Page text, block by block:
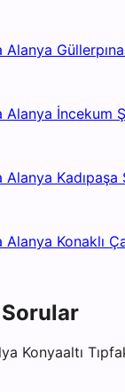
Alanya İncekum
Kadıpaşa
Konaklı
Sorular
Konyaaltı